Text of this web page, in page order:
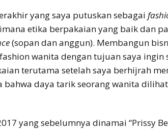
yang saya putuskan sebagai
etika berpakaian yang baik dan
(sopan dan anggun). Membangun
wanita dengan tujuan saya
terutama setelah saya berhijrah
bahwa daya tarik seorang wanita
yang sebelumnya dinamai “Prissy